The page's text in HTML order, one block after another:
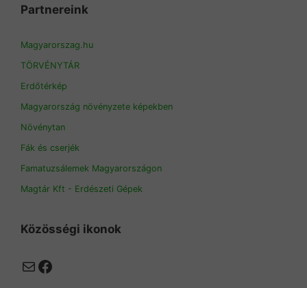
Partnereink
Magyarorszag.hu
TÖRVÉNYTÁR
Erdőtérkép
Magyarország növényzete képekben
Növénytan
Fák és cserjék
Famatuzsálemek Magyarországon
Magtár Kft - Erdészeti Gépek
Közösségi ikonok
MailFacebook